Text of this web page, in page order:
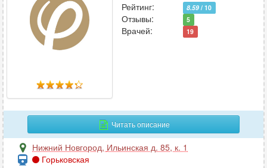
Рейтинг:
8.59 / 10
Отзывы: 5
Врачей: 19
Читать описание
Нижний Новгород, Ильинская д. 85, к. 1
Горьковская